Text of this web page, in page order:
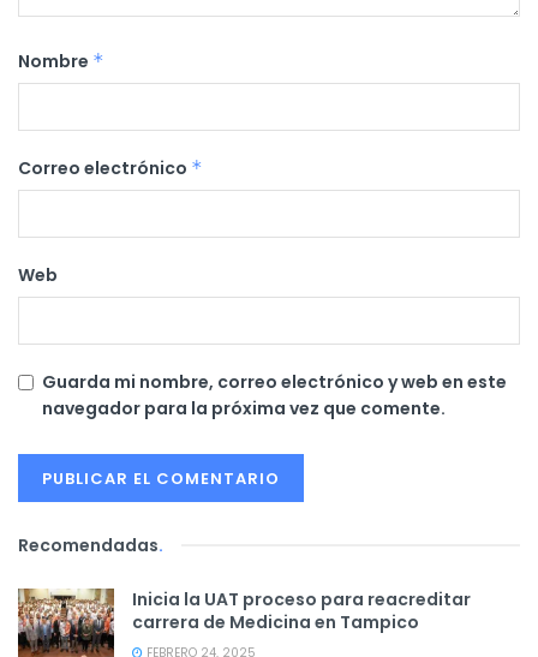
Nombre *
Correo electrónico *
Web
Guarda mi nombre, correo electrónico y web en este
navegador para la próxima vez que comente.
Recomendadas.
Inicia la UAT proceso para reacreditar
carrera de Medicina en Tampico
FEBRERO 24, 2025